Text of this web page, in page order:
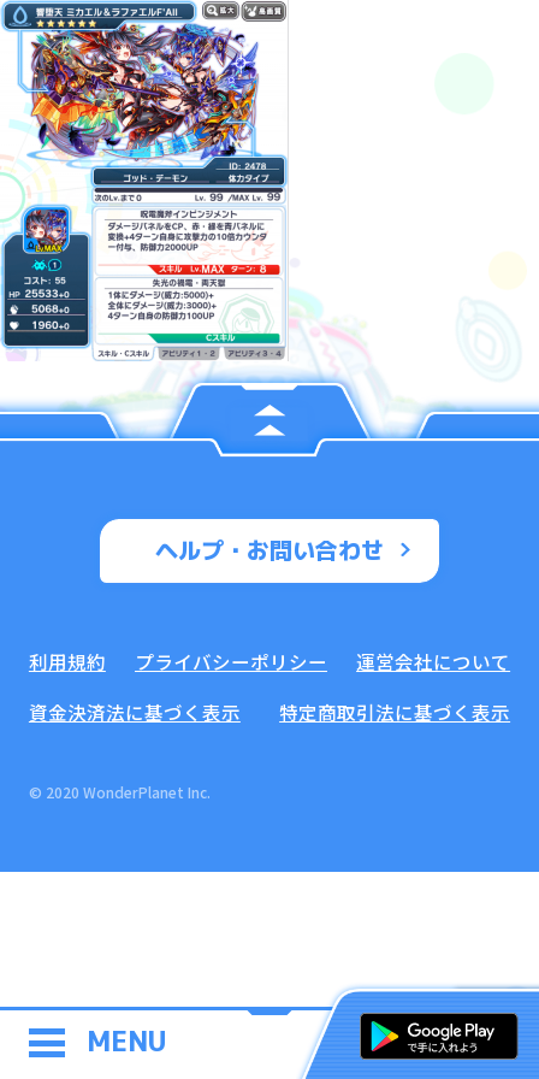
MENU
ヘルプ・お問い合わせ
利用規約 プライバシーポリシー
運営会社について
資金決済法に基づく表示
特定商取引法に基づく表示
© 2020 WonderPlanet Inc.